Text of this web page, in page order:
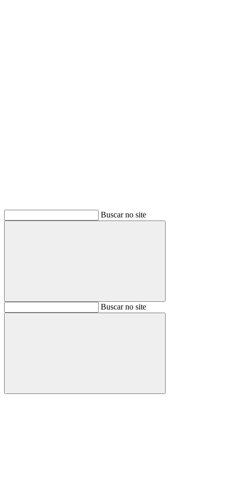
Buscar no site
BuscarBuscar no site
Buscar